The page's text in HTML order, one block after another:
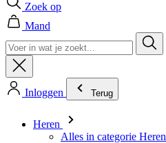
Zoek op
Mand
Inloggen Terug
Heren
Alles in categorie Heren